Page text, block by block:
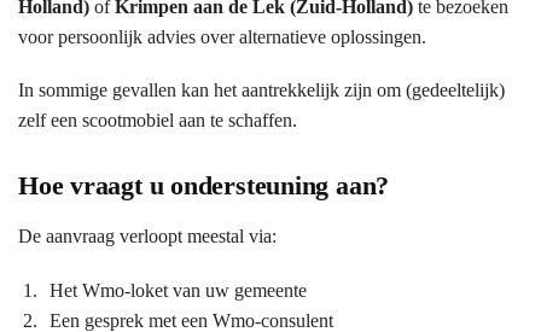
Holland) ofKrimpen aan de Lek (Zuid-Holland) te bezoeken
voor persoonlijk advies over alternatieve oplossingen.
In sommige gevallen kan het aantrekkelijk zijn om (gedeeltelijk)
zelf een scootmobiel aan te schaffen.
Hoe vraagt u ondersteuning aan?
De aanvraag verloopt meestal via:
Het Wmo-loket van uw gemeente
Een gesprek met een Wmo-consulent